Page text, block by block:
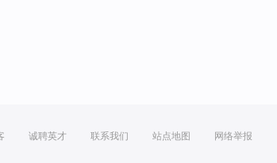
诚聘英才 联系我们 站点地图 网络举报